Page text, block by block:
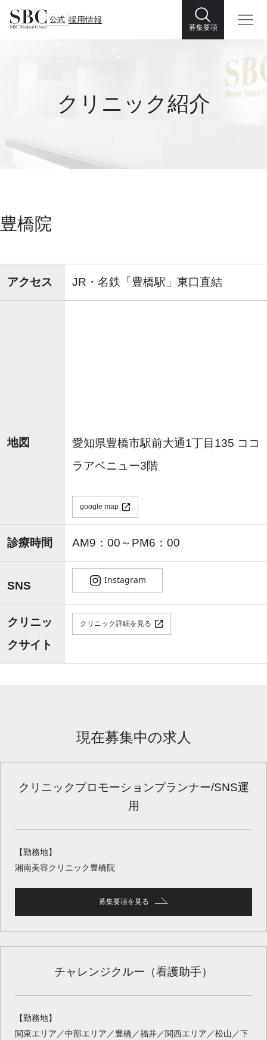
公式 採用情報
募集要項
クリニック紹介
豊橋院
アクセス JR・名鉄「豊橋駅」東口直結
地図
愛知県豊橋市駅前大通1丁目135 ココ
ラアベニュー3階
google map
診療時間 AM9：00～PM6：00
SNS
クリニッ
クサイト
クリニック詳細を見る
現在募集中の求人
クリニックプロモーションプランナー/SNS運
用
【勤務地】
湘南美容クリニック豊橋院
募集要項を見る
チャレンジクルー（看護助手）
【勤務地】
関東エリア／中部エリア／豊橋／福井／関西エリア／松山／下